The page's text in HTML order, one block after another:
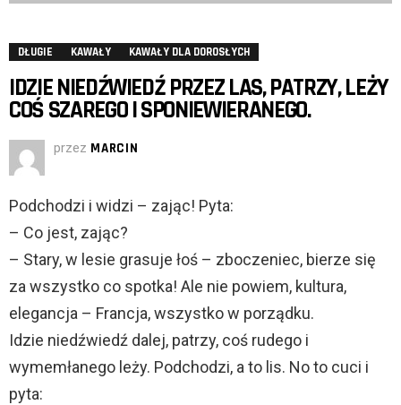
DŁUGIE KAWAŁY KAWAŁY DLA DOROSŁYCH
IDZIE NIEDŹWIEDŹ PRZEZ LAS, PATRZY, LEŻY
COŚ SZAREGO I SPONIEWIERANEGO.
przez MARCIN
Podchodzi i widzi – zając! Pyta:
– Co jest, zając?
– Stary, w lesie grasuje łoś – zboczeniec, bierze się
za wszystko co spotka! Ale nie powiem, kultura,
elegancja – Francja, wszystko w porządku.
Idzie niedźwiedź dalej, patrzy, coś rudego i
wymemłanego leży. Podchodzi, a to lis. No to cuci i
pyta: